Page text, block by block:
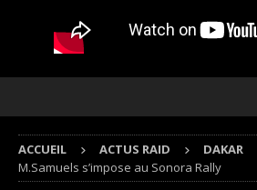
ACCUEIL ACTUS RAID DAKAR
M.Samuels s’impose au Sonora Rally